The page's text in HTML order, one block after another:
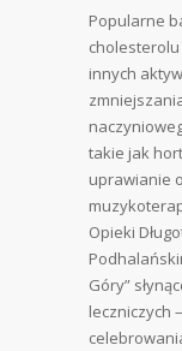
Popularne
cholesterolu
innych
takie jak
uprawianie
Opieki
Góry”
leczniczych